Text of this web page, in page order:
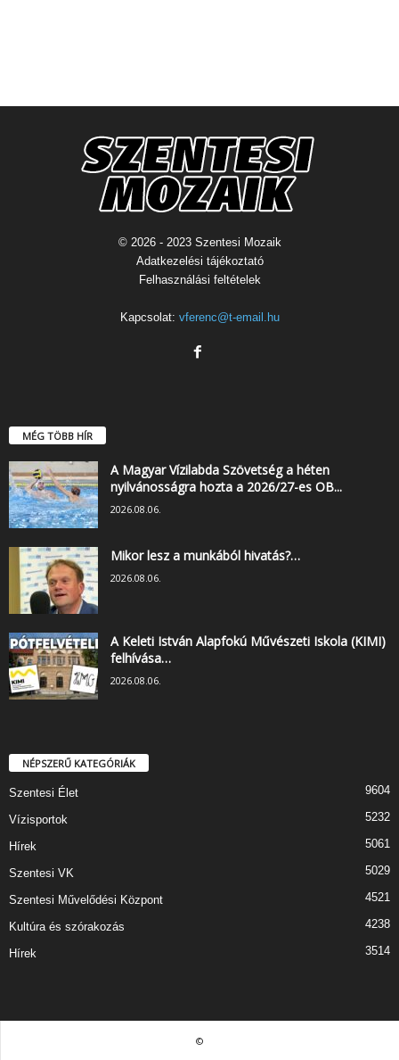
© 2026 - 2023 Szentesi Mozaik
Adatkezelési tájékoztató
Felhasználási feltételek
Kapcsolat: vferenc@t-email.hu
MÉG TÖBB HÍR
A Magyar Vízilabda Szövetség a héten
nyilvánosságra hozta a 2026/27-es OB...
2026.08.06.
Mikor lesz a munkából hivatás?…
2026.08.06.
A Keleti István Alapfokú Művészeti Iskola (KIMI)
felhívása…
2026.08.06.
NÉPSZERŰ KATEGÓRIÁK
Szentesi Élet 9604
Vízisportok 5232
Hírek 5061
Szentesi VK 5029
Szentesi Művelődési Központ 4521
Kultúra és szórakozás 4238
Hírek 3514
©